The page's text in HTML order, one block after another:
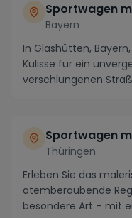
Sportwagen
Bayern
In Glashütten,
Kulisse für ein
verschlungenen
Sportwagen
Thüringen
Erleben Sie das
atemberaubende
besondere Art – mit